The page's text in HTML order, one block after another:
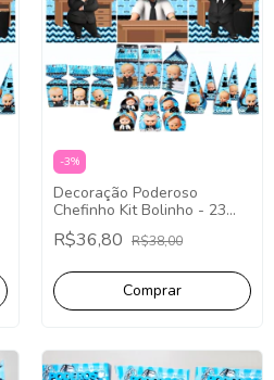
-3%
Decoração Poderoso
Chefinho Kit Bolinho - 23
Itens
R$36,80 R$38,00